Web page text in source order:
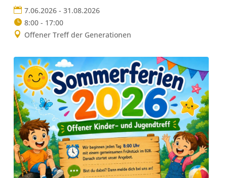
7.06.2026 - 31.08.2026
8:00 - 17:00
Offener Treff der Generationen